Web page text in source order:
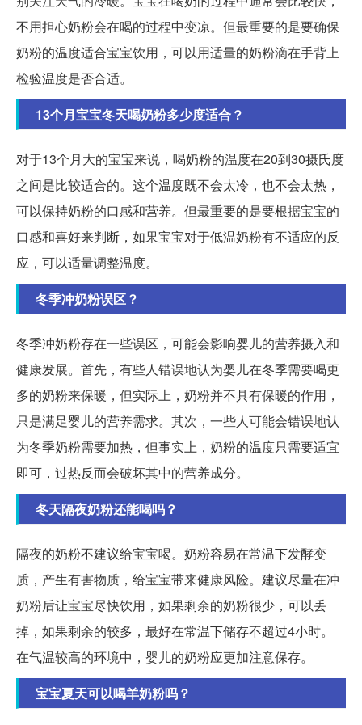
不用担心奶粉会在喝的过程中变凉。但最重要的是要确保
奶粉的温度适合宝宝饮用，可以用适量的奶粉滴在手背上
检验温度是否合适。
13个月宝宝冬天喝奶粉多少度适合？
对于13个月大的宝宝来说，喝奶粉的温度在20到30摄氏度
之间是比较适合的。这个温度既不会太冷，也不会太热，
可以保持奶粉的口感和营养。但最重要的是要根据宝宝的
口感和喜好来判断，如果宝宝对于低温奶粉有不适应的反
应，可以适量调整温度。
冬季冲奶粉误区？
冬季冲奶粉存在一些误区，可能会影响婴儿的营养摄入和
健康发展。首先，有些人错误地认为婴儿在冬季需要喝更
多的奶粉来保暖，但实际上，奶粉并不具有保暖的作用，
只是满足婴儿的营养需求。其次，一些人可能会错误地认
为冬季奶粉需要加热，但事实上，奶粉的温度只需要适宜
即可，过热反而会破坏其中的营养成分。
冬天隔夜奶粉还能喝吗？
隔夜的奶粉不建议给宝宝喝。奶粉容易在常温下发酵变
质，产生有害物质，给宝宝带来健康风险。建议尽量在冲
奶粉后让宝宝尽快饮用，如果剩余的奶粉很少，可以丢
掉，如果剩余的较多，最好在常温下储存不超过4小时。
在气温较高的环境中，婴儿的奶粉应更加注意保存。
宝宝夏天可以喝羊奶粉吗？